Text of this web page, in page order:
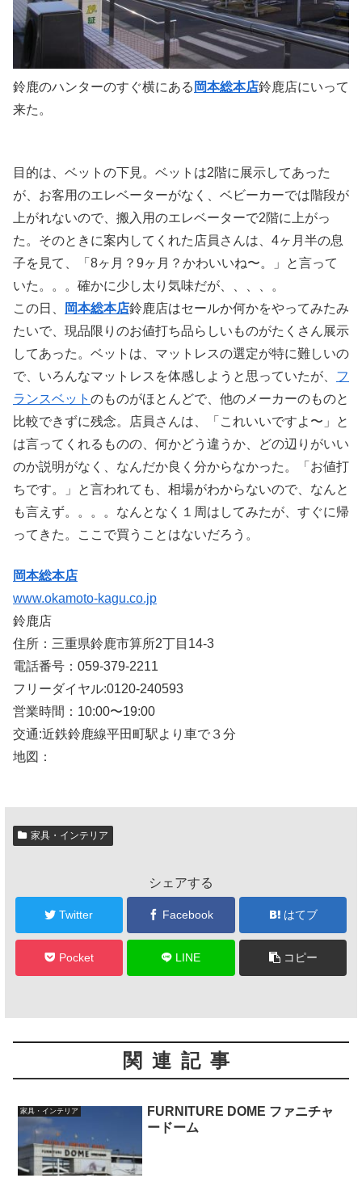
鈴鹿のハンターのすぐ横にある 岡本総本店鈴鹿店にいって
来た。
目的は、ベットの下見。ベットは2階に展示してあった
が、お客用のエレベーターがなく、ベビーカーでは階段が
上がれないので、搬入用のエレベーターで2階に上がっ
た。そのときに案内してくれた店員さんは、4ヶ月半の息
子を見て、「8ヶ月？9ヶ月？かわいいね〜。」と言って
いた。。。確かに少し太り気味だが、、、、。
この日、
岡本総本店鈴鹿店はセールか何かをやってみたみ
たいで、現品限りのお値打ち品らしいものがたくさん展示
してあった。ベットは、マットレスの選定が特に難しいの
で、いろんなマットレスを体感しようと思っていたが、 フ
ランスベット のものがほとんどで、他のメーカーのものと
比較できずに残念。店員さんは、「これいいですよ〜」と
は言ってくれるものの、何かどう違うか、どの辺りがいい
のか説明がなく、なんだか良く分からなかった。「お値打
ちです。」と言われても、相場がわからないので、なんと
も言えず。。。。なんとなく１周はしてみたが、すぐに帰
ってきた。ここで買うことはないだろう。
岡本総本店
www.okamoto-kagu.co.jp
鈴鹿店
住所：三重県鈴鹿市算所2丁目14-3
電話番号：059-379-2211
フリーダイヤル:0120-240593
営業時間：10:00〜19:00
交通:近鉄鈴鹿線平田町駅より車で３分
地図：
家具・インテリア
シェアする
Twitter Facebook はてブ
Pocket LINE コピー
関連記事
家具・インテリア
FURNITURE DOME ファニチャ
ードーム